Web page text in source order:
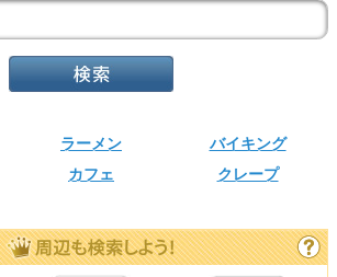
ラーメン
バイキング
カフェ クレープ